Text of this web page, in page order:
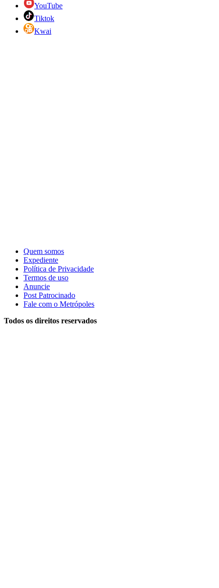
YouTube
Tiktok
Kwai
Quem somos
Expediente
Política de Privacidade
Termos de uso
Anuncie
Post Patrocinado
Fale com o Metrópoles
Todos os direitos reservados